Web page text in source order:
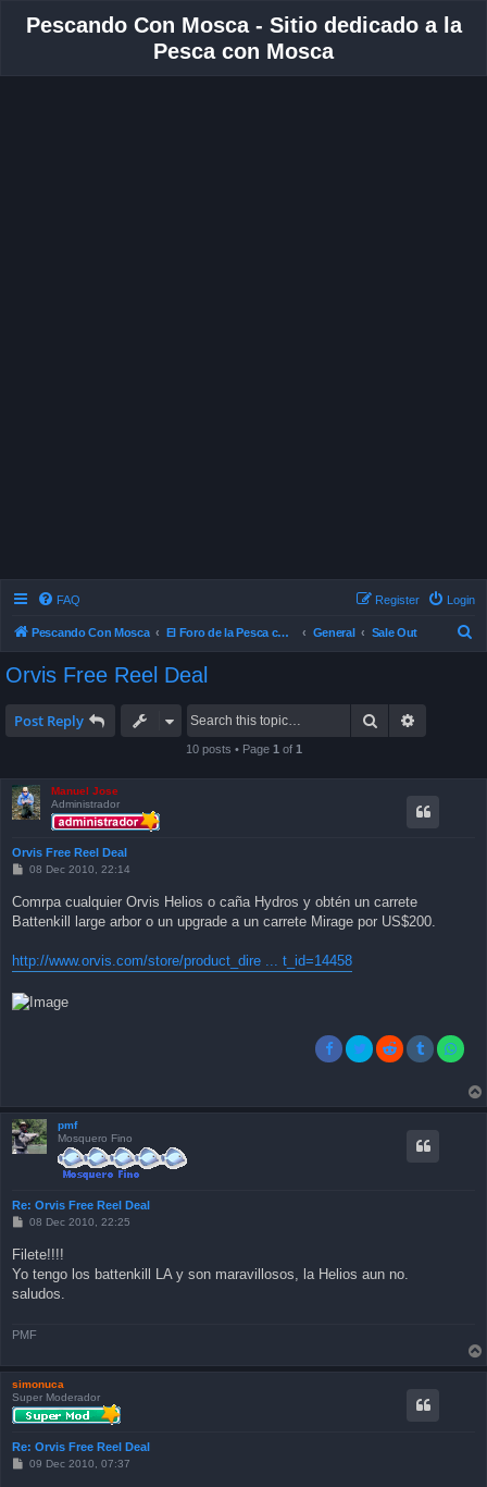
Pescando Con Mosca - Sitio dedicado a la
Pesca con Mosca
FAQ Login
Register
Pescando Con Mosca El Foro de la Pesca con Mosca en Chile General Sale Out
Orvis Free Reel Deal
Post Reply Search
10 posts • Page 1 of 1
Manuel Jose
Administrador
Orvis Free Reel Deal
P
t
08 Dec 2010, 22:14
Comrpa cualquier Orvis Helios o caña Hydros y obtén un carrete
Battenkill large arbor o un upgrade a un carrete Mirage por US$200.
http://www.orvis.com/store/product_dire ... t_id=14458
pmf
Mosquero Fino
Re: Orvis Free Reel Deal
P
s
t
08 Dec 2010, 22:25
Filete!!!!
Yo tengo los battenkill LA y son maravillosos, la Helios aun no.
saludos.
PMF
simonuca
Super Moderador
Re: Orvis Free Reel Deal
P09 Dec 2010, 07:37